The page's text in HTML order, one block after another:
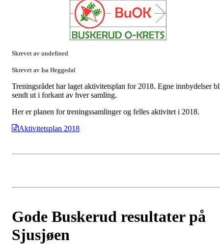
Skrevet av undefined
Skrevet av Isa Heggedal
Treningsrådet har laget aktivitetsplan for 2018. Egne innbydelser
sendt ut i forkant av hver samling.
Her er planen for treningssamlinger og felles aktivitet i 2018.
Aktivitetsplan 2018
Gode Buskerud resultater på
Sjusjøen